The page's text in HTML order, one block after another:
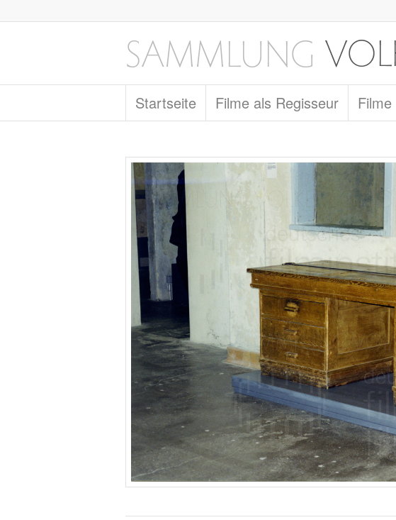
Startseite Filme als Regisseur